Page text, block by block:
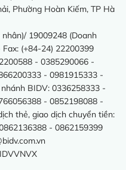
Phường Hoàn Kiếm, TP Hà
19009248 (Doanh
(+84-24) 22200399
- 0385290066 -
- 0981915333 -
BIDV: 0336258333 -
- 0852198088 -
thẻ, giao dịch chuyển tiền:
- 0862159399